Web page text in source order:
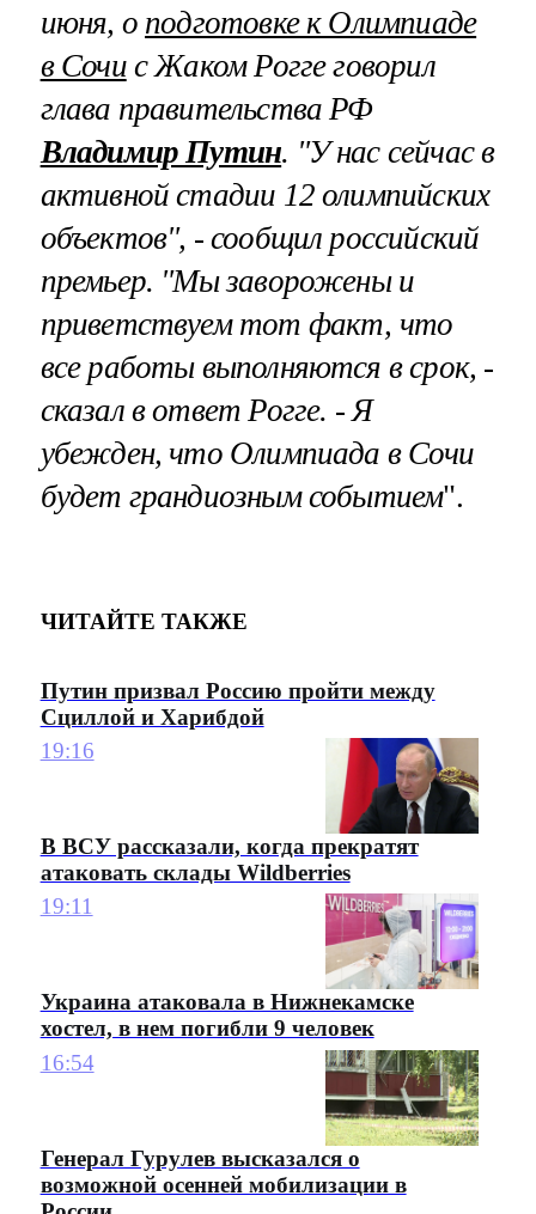
июня, о подготовке к Олимпиаде
в Сочис Жаком Рогге говорил
глава правительства РФ
Владимир Путин. "У нас сейчас в
активной стадии 12 олимпийских
объектов", - сообщил российский
премьер. "Мы заворожены и
приветствуем тот факт, что
все работы выполняются в срок, -
сказал в ответ Рогге. - Я
убежден, что Олимпиада в Сочи
будет грандиозным событием".
ЧИТАЙТЕ ТАКЖЕ
Путин призвал Россию пройти между
Сциллой и Харибдой
19:16
В ВСУ рассказали, когда прекратят
атаковать склады Wildberries
19:11
Украина атаковала в Нижнекамске
хостел, в нем погибли 9 человек
16:54
Генерал Гурулев высказался о
возможной осенней мобилизации в